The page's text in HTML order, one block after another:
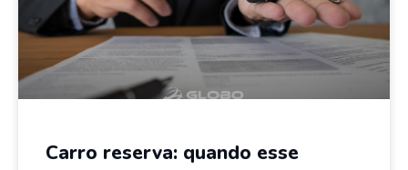
Carro reserva: quando esse